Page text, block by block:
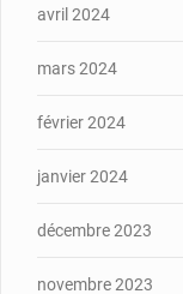
avril 2024
mars 2024
février 2024
janvier 2024
décembre 2023
novembre 2023